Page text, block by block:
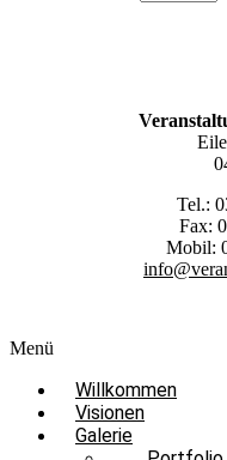
Tel.:
Fax:
Mobil:
Menü
Willkommen
Visionen
Galerie